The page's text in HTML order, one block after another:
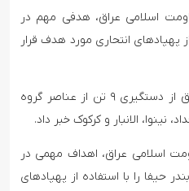
مقاومت اسلامی عراق، هدفی مهم در
پهپادهای انتحاری مورد هدف قرار
۱۷- واحد اطلاع رسانی امنیتی عراق از دستگیری ۹ تن از عناصر گروه
نینوا، الانبار و کرکوک خبر داد.
مقاومت اسلامی عراق، اهداف مهمی در
حیفا را با استفاده از پهپادهای